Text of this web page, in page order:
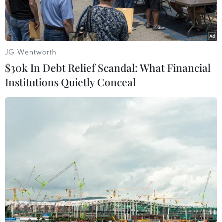
Dải Gaza.
Cảnh đổ nát do cuộc xung đột Israel-Hamas tại thành phố Khan
Younis, Dải Gaza, ngày 17/11/2023. (Ảnh: THX/TTXVN)
Ngày 22/11, Tổng thống Mỹ Joe Biden đã có các
cuộc điện đàm riêng rẽ với các nhà lãnh đạo Ai
JG Wentworth
$30k In Debt Relief Scandal: What Financial
Institutions Quietly Conceal